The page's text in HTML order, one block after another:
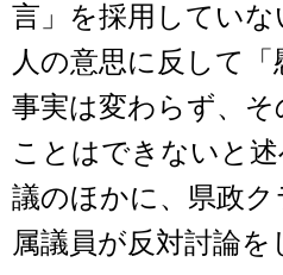
言」を採用してい
人の意思に反して
事実は変わらず、
ことはできないと
議のほかに、県政
属議員が反対討論を